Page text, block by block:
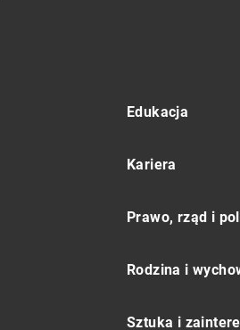
Edukacja
Kariera
Prawo, rząd i
Rodzina i
Sztuka i